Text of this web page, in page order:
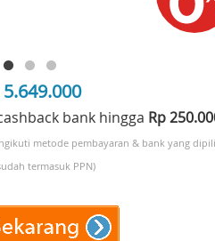
5.649.000
bank hingga Rp
metode pembayaran & bank yang
termasuk PPN)